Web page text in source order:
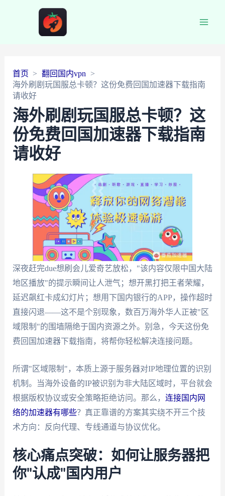
首页
翻回国内vpn
海外刷剧玩国服总卡顿？这份免费回国加速器下载指南
请收好
海外刷剧玩国服总卡顿？这
份免费回国加速器下载指南
请收好
深夜赶完due想刷会儿爱奇艺放松，"该内容仅限中国大陆
地区播放"的提示瞬间让人泄气；想开黑打把王者荣耀，
延迟飙红卡成幻灯片；想用下国内银行的APP，操作超时
直接闪退——这不是个别现象，数百万海外华人正被"区
域限制"的围墙隔绝于国内资源之外。别急，今天这份免
费回国加速器下载指南，将帮你轻松解决连接问题。
所谓"区域限制"，本质上源于服务器对IP地理位置的识别
机制。当海外设备的IP被识别为非大陆区域时，平台就会
根据版权协议或安全策略拒绝访问。那么， 连接国内网
络的加速器有哪些？真正靠谱的方案其实绕不开三个技
术方向：反向代理、专线通道与协议优化。
核心痛点突破：如何让服务器把
你"认成"国内用户